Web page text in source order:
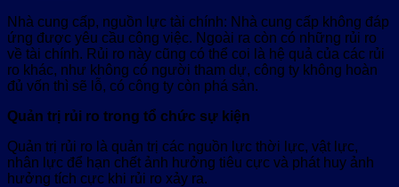
Nhà cung cấp, nguồn lực tài chính: Nhà cung cấp không đáp
ứng được yêu cầu công việc. Ngoài ra còn có những rủi ro
về tài chính. Rủi ro này cũng có thể coi là hệ quả của các rủi
ro khác, như không có người tham dự, công ty không hoàn
đủ vốn thì sẽ lỗ, có công ty còn phá sản.
Quản trị rủi ro trong tổ chức sự kiện
Quản trị rủi ro là quản trị các nguồn lực thời lực, vật lực,
nhân lực để hạn chết ảnh hưởng tiêu cực và phát huy ảnh
hưởng tích cực khi rủi ro xảy ra.